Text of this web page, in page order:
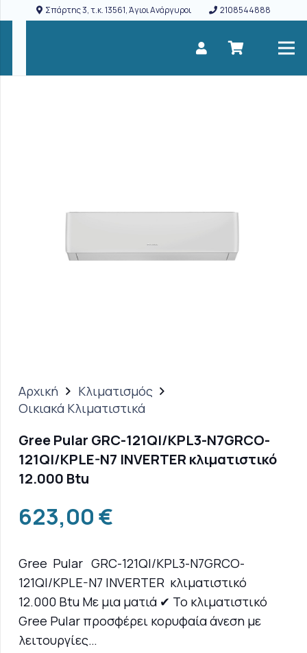
Σπάρτης 3, τ.κ. 13561, Άγιοι Ανάργυροι 2108544888
Αρχική
Κλιματισμός
Οικιακά Κλιματιστικά
Gree Pular GRC-121QI/KPL3-N7GRCO-
121QI/KPLE-N7 INVERTER κλιματιστικό
12.000 Btu
623,00€
Gree Pular GRC-121QI/KPL3-N7GRCO-
121QI/KPLE-N7 INVERTER κλιματιστικό
12.000 Btu Με μια ματιά ✔ Το κλιματιστικό
Gree Pular προσφέρει κορυφαία άνεση με
λειτουργίες…